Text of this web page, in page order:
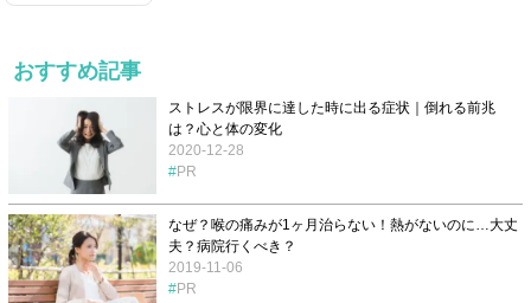
おすすめ記事
ストレスが限界に達した時に出る症状｜倒れる前兆
は？心と体の変化
2020-12-28
PR
なぜ？喉の痛みが1ヶ月治らない！熱がないのに…大丈
夫？病院行くべき？
2019-11-06
PR